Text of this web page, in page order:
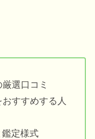
選口コミ
すすめする人
定様式